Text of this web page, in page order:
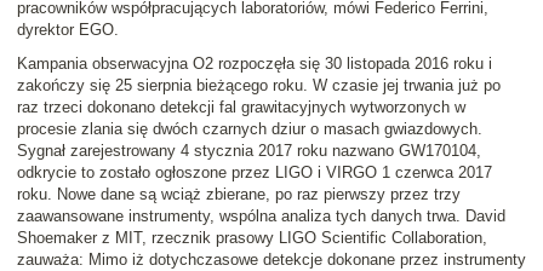
pracowników współpracujących laboratoriów, mówi Federico Ferrini,
dyrektor EGO.
Kampania obserwacyjna O2 rozpoczęła się 30 listopada 2016 roku i
zakończy się 25 sierpnia bieżącego roku. W czasie jej trwania już po
raz trzeci dokonano detekcji fal grawitacyjnych wytworzonych w
procesie zlania się dwóch czarnych dziur o masach gwiazdowych.
Sygnał zarejestrowany 4 stycznia 2017 roku nazwano GW170104,
odkrycie to zostało ogłoszone przez LIGO i VIRGO 1 czerwca 2017
roku. Nowe dane są wciąż zbierane, po raz pierwszy przez trzy
zaawansowane instrumenty, wspólna analiza tych danych trwa. David
Shoemaker z MIT, rzecznik prasowy LIGO Scientific Collaboration,
zauważa: Mimo iż dotychczasowe detekcje dokonane przez instrumenty